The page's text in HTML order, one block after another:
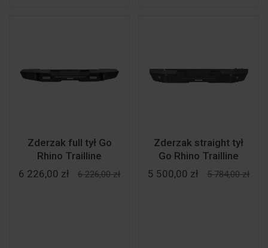
Zderzak full tył Go
Rhino Trailline
6 226,00 zł
6 226,00 zł
Zderzak straight tył
Go Rhino Trailline
5 500,00 zł
5 784,00 zł